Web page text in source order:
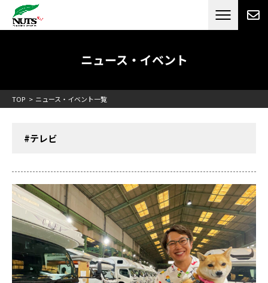
日本最大級のキャンピングカーメーカー
RV[テレビCM放送]
ニュース・イベント
TOP ニュース・イベント一覧
#テレビ